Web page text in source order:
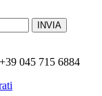
045 715 6884